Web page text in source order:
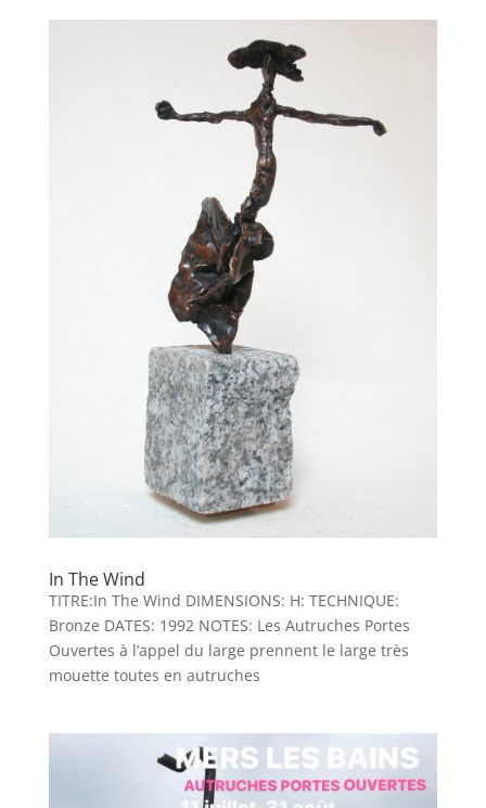
In The Wind
TITRE:In The Wind DIMENSIONS: H: TECHNIQUE:
Bronze DATES: 1992 NOTES: Les Autruches Portes
Ouvertes à l’appel du large prennent le large très
mouette toutes en autruches